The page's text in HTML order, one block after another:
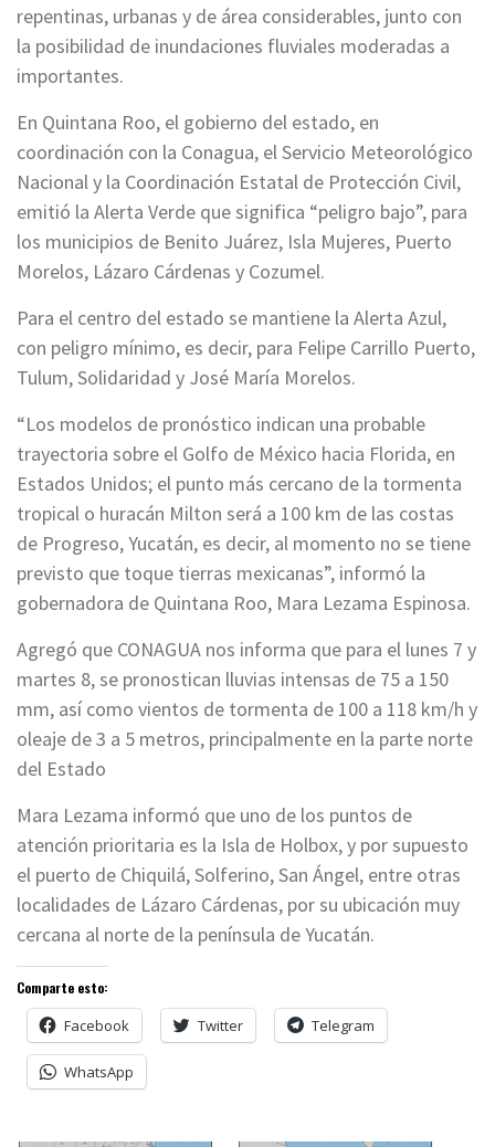
repentinas, urbanas y de área considerables, junto con
la posibilidad de inundaciones fluviales moderadas a
importantes.
En Quintana Roo, el gobierno del estado, en
coordinación con la Conagua, el Servicio Meteorológico
Nacional y la Coordinación Estatal de Protección Civil,
emitió la Alerta Verde que significa “peligro bajo”, para
los municipios de Benito Juárez, Isla Mujeres, Puerto
Morelos, Lázaro Cárdenas y Cozumel.
Para el centro del estado se mantiene la Alerta Azul,
con peligro mínimo, es decir, para Felipe Carrillo Puerto,
Tulum, Solidaridad y José María Morelos.
“Los modelos de pronóstico indican una probable
trayectoria sobre el Golfo de México hacia Florida, en
Estados Unidos; el punto más cercano de la tormenta
tropical o huracán Milton será a 100 km de las costas
de Progreso, Yucatán, es decir, al momento no se tiene
previsto que toque tierras mexicanas”, informó la
gobernadora de Quintana Roo, Mara Lezama Espinosa.
Agregó que CONAGUA nos informa que para el lunes 7 y
martes 8, se pronostican lluvias intensas de 75 a 150
mm, así como vientos de tormenta de 100 a 118 km/h y
oleaje de 3 a 5 metros, principalmente en la parte norte
del Estado
Mara Lezama informó que uno de los puntos de
atención prioritaria es la Isla de Holbox, y por supuesto
el puerto de Chiquilá, Solferino, San Ángel, entre otras
localidades de Lázaro Cárdenas, por su ubicación muy
cercana al norte de la península de Yucatán.
Comparte esto:
Facebook Twitter Telegram
WhatsApp